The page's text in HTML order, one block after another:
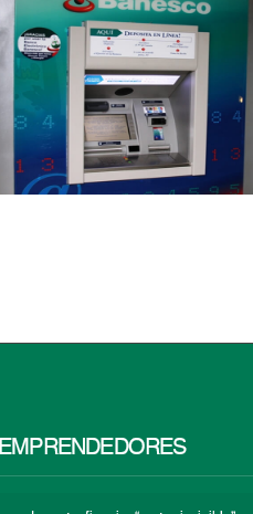
EMPRENDEDORES